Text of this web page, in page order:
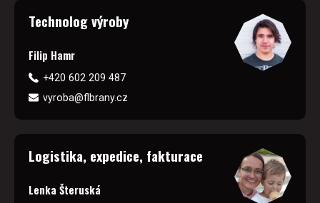
Technolog výroby
Filip Hamr
+420 602 209 487
vyroba@flbrany.cz
Logistika, expedice, fakturace
Lenka Šteruská